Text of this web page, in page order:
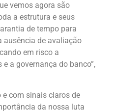
vemos agora são
a estrutura e seus
de tempo para
ausência de avaliação
em risco a
a governança do banco”,
e com sinais claros de
da nossa luta